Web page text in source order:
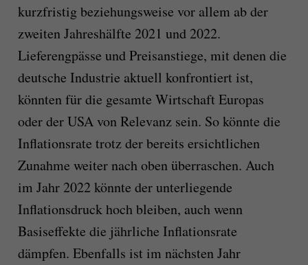
kurzfristig beziehungsweise vor allem ab der
zweiten Jahreshälfte 2021 und 2022.
Lieferengpässe und Preisanstiege, mit denen die
deutsche Industrie aktuell konfrontiert ist,
könnten für die gesamte Wirtschaft Europas
oder der USA von Relevanz sein. So könnte die
Inflationsrate trotz der bereits ersichtlichen
Zunahme weiter nach oben überraschen. Auch
im Jahr 2022 könnte der unterliegende
Inflationsdruck hoch bleiben, auch wenn
Basiseffekte die jährliche Inflationsrate
dämpfen. Ebenfalls ist im nächsten Jahr